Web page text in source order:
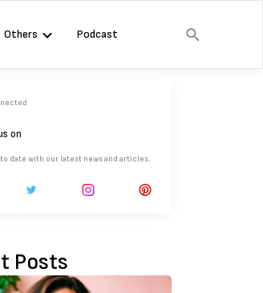
Others Podcast
on
date with our latest news and articles.
Posts